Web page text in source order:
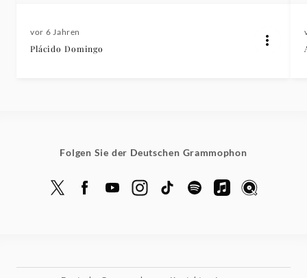
vor 6 Jahren
Plácido Domingo
Folgen Sie der Deutschen Grammophon